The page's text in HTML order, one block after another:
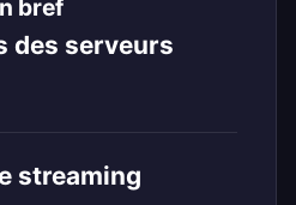
bref
des serveurs
streaming